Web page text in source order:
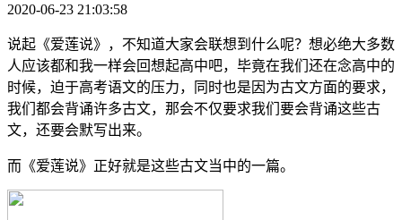
2020-06-23 21:03:58
说起《爱莲说》，不知道大家会联想到什么呢？想必绝大多数
人应该都和我一样会回想起高中吧，毕竟在我们还在念高中的
时候，迫于高考语文的压力，同时也是因为古文方面的要求，
我们都会背诵许多古文，那会不仅要求我们要会背诵这些古
文，还要会默写出来。
而《爱莲说》正好就是这些古文当中的一篇。